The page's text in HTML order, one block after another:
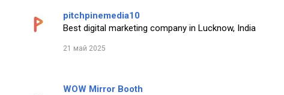
pitchpinemedia10
Best digital marketing company in Lucknow, India
21 май 2025
WOW Mirror Booth